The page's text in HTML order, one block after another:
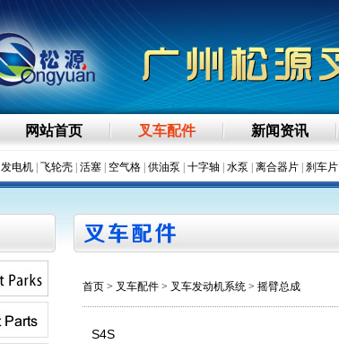
网站首页 叉车配件 新闻资讯
发电机 飞轮壳 活塞 空气格 供油泵 十字轴 水泵 离合器片 刹车片
首页 > 叉车配件 > 叉车发动机系统 > 摇臂总成
S4S